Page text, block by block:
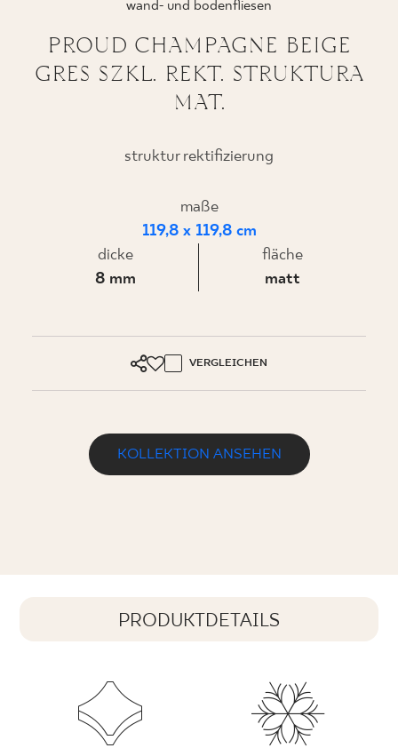
WO ZU KAUFEN
wand- und bodenfliesen
PROUD CHAMPAGNE BEIGE
GRES SZKL. REKT. STRUKTURA
MAT.
struktur rektifizierung
maße
119,8 x 119,8 cm
dicke
8 mm
fläche
matt
VERGLEICHEN
KOLLEKTION ANSEHEN
PRODUKTDETAILS